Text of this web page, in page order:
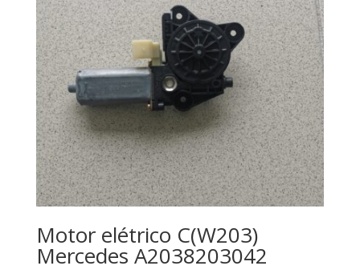
Motor elétrico C(W203)
Mercedes A2038203042